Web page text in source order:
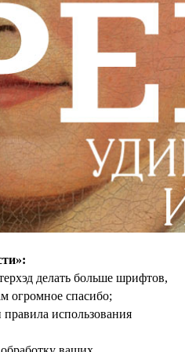
делать больше шрифтов,
огромное спасибо;
использования